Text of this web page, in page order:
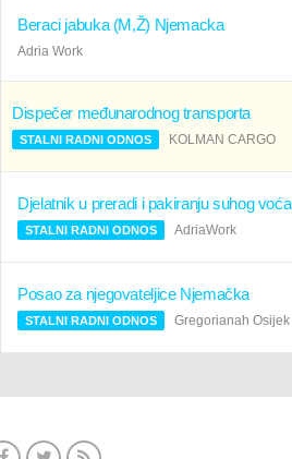
Beraci jabuka (M,Ž) Njemacka
Adria Work
Dispečer međunarodnog transporta
STALNI RADNI ODNOS KOLMAN CARGO
Djelatnik u preradi i pakiranju suhog
STALNI RADNI ODNOS AdriaWork
Posao za njegovateljice Njemačka
STALNI RADNI ODNOS Gregorianah Osijek